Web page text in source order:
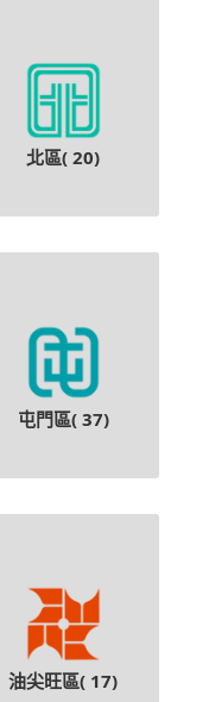
北區( 20)
屯門區( 37)
油尖旺區( 17)